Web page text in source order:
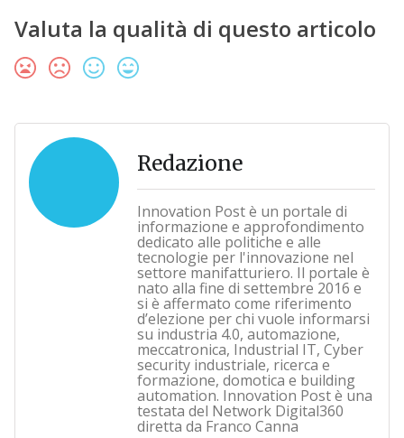
Valuta la qualità di questo articolo
Redazione
Innovation Post è un portale di
informazione e approfondimento
dedicato alle politiche e alle
tecnologie per l'innovazione nel
settore manifatturiero. Il portale è
nato alla fine di settembre 2016 e
si è affermato come riferimento
d’elezione per chi vuole informarsi
su industria 4.0, automazione,
meccatronica, Industrial IT, Cyber
security industriale, ricerca e
formazione, domotica e building
automation. Innovation Post è una
testata del Network Digital360
diretta da Franco Canna